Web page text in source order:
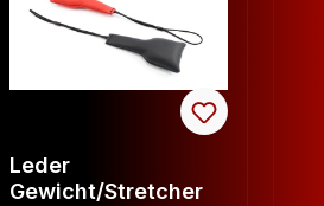
Leder
Gewicht/Stretcher